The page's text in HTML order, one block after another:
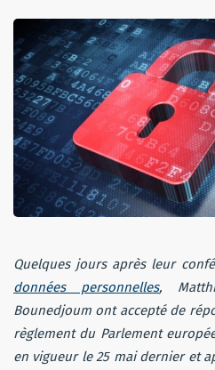
Quelques jours après leur
données personnelles,
Bounedjoum ont accepté de
règlement du Parlement
en vigueur le 25 mai dernier et